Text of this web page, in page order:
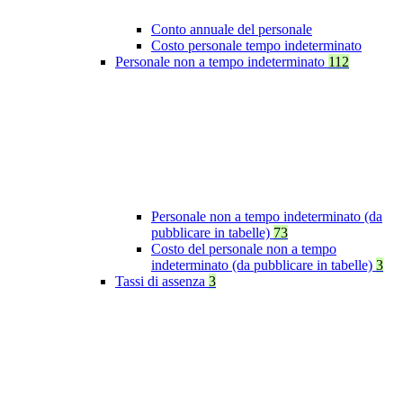
Conto annuale del personale
Costo personale tempo indeterminato
Personale non a tempo indeterminato 112
Personale non a tempo indeterminato (da
pubblicare in tabelle) 73
Costo del personale non a tempo
indeterminato (da pubblicare in tabelle) 3
Tassi di assenza 3